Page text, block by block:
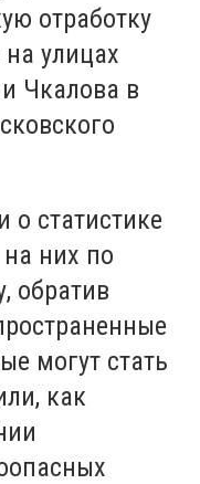
отработку
улицах
Чкалова в
о статистике
них по
обратив
могут стать
как